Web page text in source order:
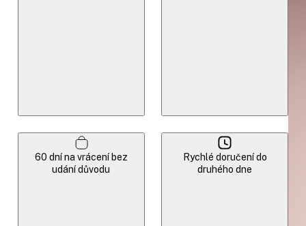
60 dní na vrácení bez
udání důvodu
Rychlé doručení do
druhého dne